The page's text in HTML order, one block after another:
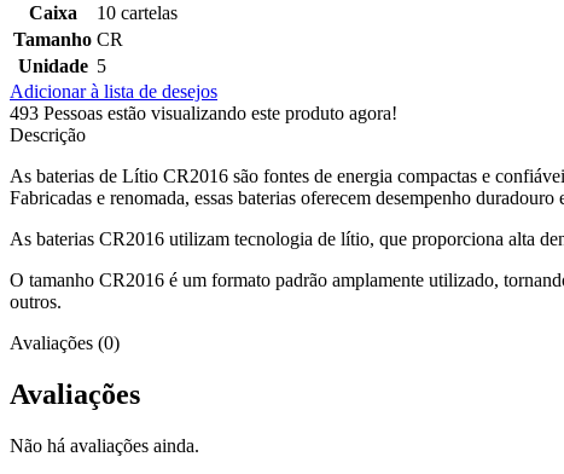
Caixa
10 cartelas
Tamanho CR
Unidade 5
Adicionar à lista de desejos
493 Pessoas estão visualizando este produto agora!
Descrição
As baterias de Lítio CR2016 são fontes de energia compactas e
Fabricadas e renomada, essas baterias oferecem desempenho
As baterias CR2016 utilizam tecnologia de lítio, que proporciona alta
O tamanho CR2016 é um formato padrão amplamente utilizado,
outros.
Avaliações (0)
Avaliações
Não há avaliações ainda.